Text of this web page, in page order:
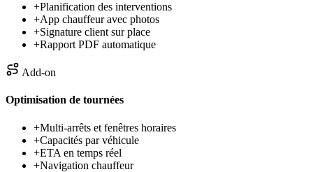
+Planification des interventions
+App chauffeur avec photos
+Signature client sur place
+Rapport PDF automatique
Add-on
Optimisation de tournées
+Multi-arrêts et fenêtres horaires
+Capacités par véhicule
+ETA en temps réel
+Navigation chauffeur